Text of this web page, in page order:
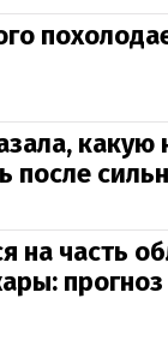
какую
после
на часть
прогноз